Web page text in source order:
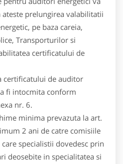
ateste prelungirea valabilitatii
pe baza careia,
Transporturilor si
certificatului de
certificatului de auditor
fi intocmita conform
nr. 6.
minima prevazuta la art.
2 ani de catre comisiile
specialistii dovedesc prin
deosebite in specialitatea si